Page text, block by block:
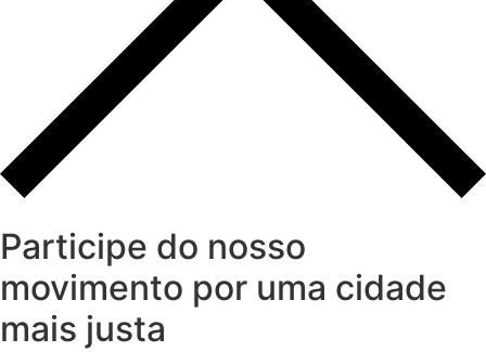
Participe do nosso
movimento por uma cidade
mais justa